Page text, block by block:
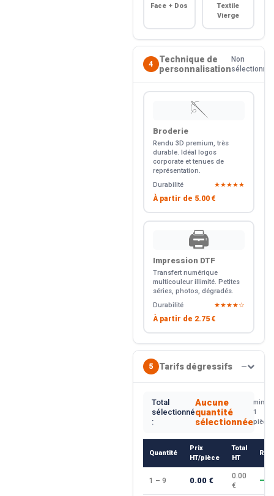
Face + Dos
Textile
Vierge
4
Technique de
personnalisation
Non
sélectionné
🪡
Broderie
Rendu 3D premium, très
durable. Idéal logos
corporate et tenues de
représentation.
Durabilité
★★★★★
À partir de 5.00 €
🖨️
Impression DTF
Transfert numérique
multicouleur illimité. Petites
séries, photos, dégradés.
Durabilité
★★★★☆
À partir de 2.75 €
5 Tarifs dégressifs —
Total
sélectionné
:
Aucune
quantité
sélectionnée
min.
1
pièce
Quantité
Prix
HT/pièce
Total
HT
1 – 9 0.00 €
0.00
€
—